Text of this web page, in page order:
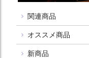
関連商品
オススメ商品
新商品